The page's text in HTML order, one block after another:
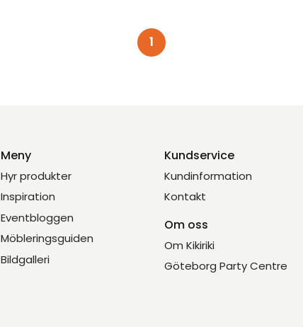
1
Meny
Hyr produkter
Inspiration
Eventbloggen
Möbleringsguiden
Bildgalleri
Kundservice
Kundinformation
Kontakt
Om oss
Om Kikiriki
Göteborg Party Centre